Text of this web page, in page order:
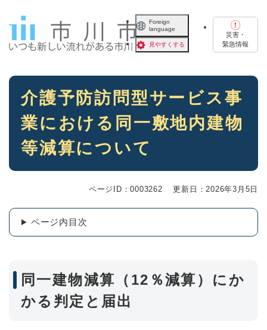
Foreign
language
見やすくする
災害・
緊急情報
本
介護予防訪問型サービス事
業における同一敷地内建物
等減算について
ページID：0003262 更新日：2026年3月5日
ページ内目次
同一建物減算（12％減算）にか
かる判定と届出